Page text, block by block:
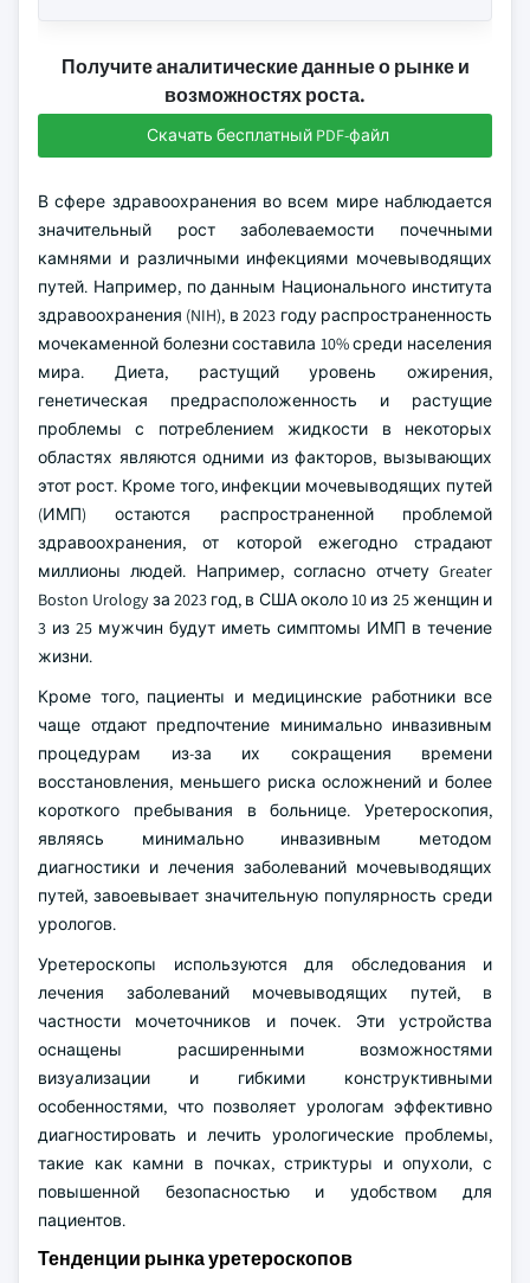
Получите аналитические данные о рынке и
возможностях роста.
Скачать бесплатный PDF-файл
В сфере здравоохранения во всем мире наблюдается
значительный рост заболеваемости почечными
камнями и различными инфекциями мочевыводящих
путей. Например, по данным Национального института
здравоохранения (NIH), в 2023 году распространенность
мочекаменной болезни составила 10% среди населения
мира. Диета, растущий уровень ожирения,
генетическая предрасположенность и растущие
проблемы с потреблением жидкости в некоторых
областях являются одними из факторов, вызывающих
этот рост. Кроме того, инфекции мочевыводящих путей
(ИМП) остаются распространенной проблемой
здравоохранения, от которой ежегодно страдают
миллионы людей. Например, согласно отчету Greater
Boston Urology за 2023 год, в США около 10 из 25 женщин и
3 из 25 мужчин будут иметь симптомы ИМП в течение
жизни.
Кроме того, пациенты и медицинские работники все
чаще отдают предпочтение минимально инвазивным
процедурам из-за их сокращения времени
восстановления, меньшего риска осложнений и более
короткого пребывания в больнице. Уретероскопия,
являясь минимально инвазивным методом
диагностики и лечения заболеваний мочевыводящих
путей, завоевывает значительную популярность среди
урологов.
Уретероскопы используются для обследования и
лечения заболеваний мочевыводящих путей, в
частности мочеточников и почек. Эти устройства
оснащены расширенными возможностями
визуализации и гибкими конструктивными
особенностями, что позволяет урологам эффективно
диагностировать и лечить урологические проблемы,
такие как камни в почках, стриктуры и опухоли, с
повышенной безопасностью и удобством для
пациентов.
Тенденции рынка уретероскопов